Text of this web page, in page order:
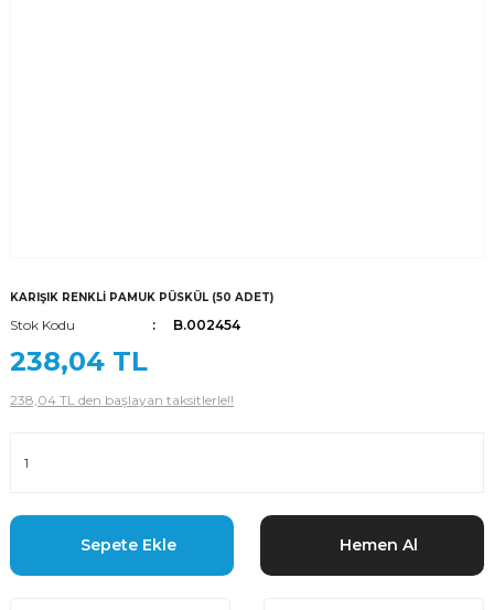
KARIŞIK RENKLİ PAMUK PÜSKÜL (50 ADET)
Stok Kodu B.002454
238,04 TL
238,04 TL den başlayan taksitlerle!!
Sepete Ekle Hemen Al